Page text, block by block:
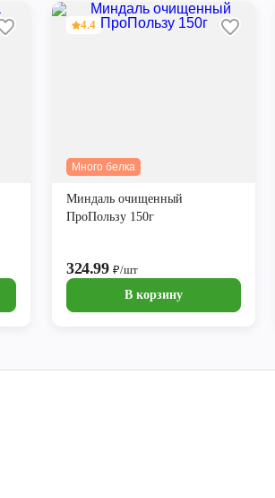
Много белка
4.4
Миндаль очищенный
ПроПользу 150г
324.99₽/шт
В корзину